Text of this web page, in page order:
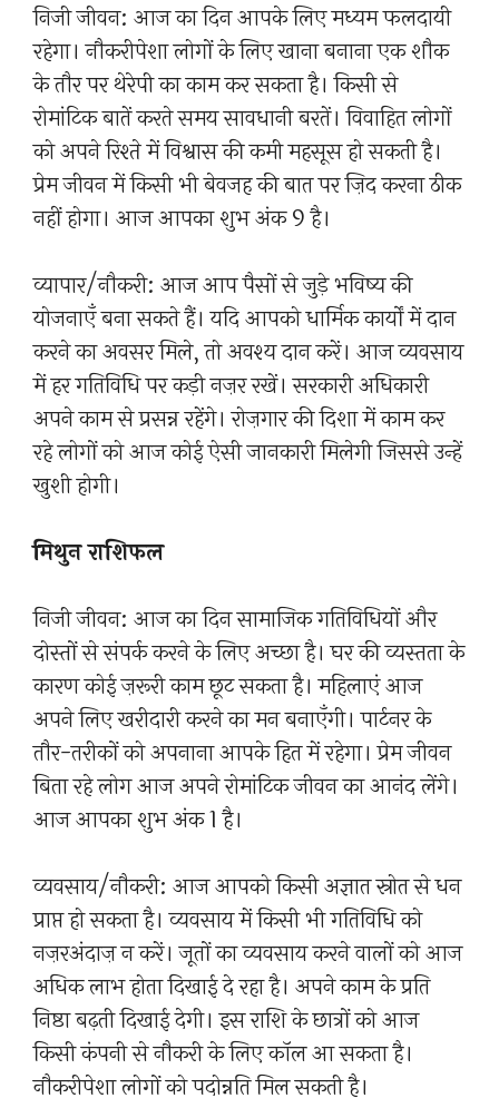
निजी जीवन: आज का दिन आपके लिए मध्यम फलदायी
रहेगा। नौकरीपेशा लोगों के लिए खाना बनाना एक शौक
के तौर पर थेरेपी का काम कर सकता है। किसी से
रोमांटिक बातें करते समय सावधानी बरतें। विवाहित लोगों
को अपने रिश्ते में विश्वास की कमी महसूस हो सकती है।
प्रेम जीवन में किसी भी बेवजह की बात पर ज़िद करना ठीक
नहीं होगा। आज आपका शुभ अंक 9 है।
व्यापार/नौकरी: आज आप पैसों से जुड़े भविष्य की
योजनाएँ बना सकते हैं। यदि आपको धार्मिक कार्यों में दान
करने का अवसर मिले, तो अवश्य दान करें। आज व्यवसाय
में हर गतिविधि पर कड़ी नज़र रखें। सरकारी अधिकारी
अपने काम से प्रसन्न रहेंगे। रोज़गार की दिशा में काम कर
रहे लोगों को आज कोई ऐसी जानकारी मिलेगी जिससे उन्हें
खुशी होगी।
मिथुन राशिफल
निजी जीवन: आज का दिन सामाजिक गतिविधियों और
दोस्तों से संपर्क करने के लिए अच्छा है। घर की व्यस्तता के
कारण कोई ज़रूरी काम छूट सकता है। महिलाएं आज
अपने लिए खरीदारी करने का मन बनाएँगी। पार्टनर के
तौर-तरीकों को अपनाना आपके हित में रहेगा। प्रेम जीवन
बिता रहे लोग आज अपने रोमांटिक जीवन का आनंद लेंगे।
आज आपका शुभ अंक 1 है।
व्यवसाय/नौकरी: आज आपको किसी अज्ञात स्रोत से धन
प्राप्त हो सकता है। व्यवसाय में किसी भी गतिविधि को
नज़रअंदाज़ न करें। जूतों का व्यवसाय करने वालों को आज
अधिक लाभ होता दिखाई दे रहा है। अपने काम के प्रति
निष्ठा बढ़ती दिखाई देगी। इस राशि के छात्रों को आज
किसी कंपनी से नौकरी के लिए कॉल आ सकता है।
नौकरीपेशा लोगों को पदोन्नति मिल सकती है।